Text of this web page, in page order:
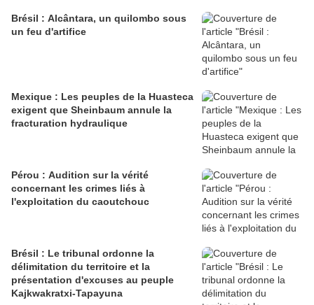
Brésil : Alcântara, un quilombo sous
un feu d'artifice
Mexique : Les peuples de la Huasteca
exigent que Sheinbaum annule la
fracturation hydraulique
Pérou : Audition sur la vérité
concernant les crimes liés à
l'exploitation du caoutchouc
Brésil : Le tribunal ordonne la
délimitation du territoire et la
présentation d'excuses au peuple
Kajkwakratxi-Tapayuna